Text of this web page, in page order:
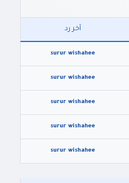
آخر رد
surur wishahee
surur wishahee
surur wishahee
surur wishahee
surur wishahee